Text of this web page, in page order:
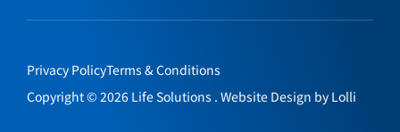
Privacy PolicyTerms & Conditions
Copyright © 2026 Life Solutions . Website Design by Lolli